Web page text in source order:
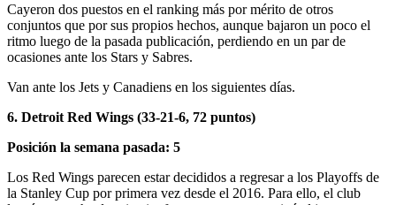
Cayeron dos puestos en el ranking más por mérito de otros
conjuntos que por sus propios hechos, aunque bajaron un poco el
ritmo luego de la pasada publicación, perdiendo en un par de
ocasiones ante los Stars y Sabres.
Van ante los Jets y Canadiens en los siguientes días.
6. Detroit Red Wings (33-21-6, 72 puntos)
Posición la semana pasada: 5
Los Red Wings parecen estar decididos a regresar a los Playoffs de
la Stanley Cup por primera vez desde el 2016. Para ello, el club